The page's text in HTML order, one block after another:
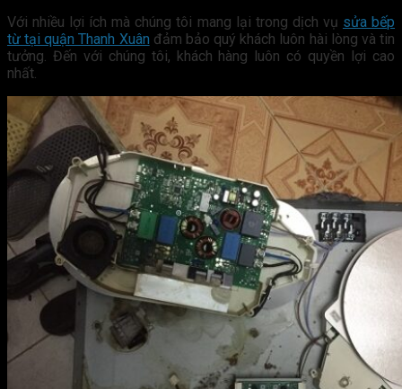
Với nhiều lợi ích mà chúng tôi mang lại trong dịch vụ sửa bếp
từ tại quận Thanh Xuân đảm bảo quý khách luôn hài lòng và tin
tưởng. Đến với chúng tôi, khách hàng luôn có quyền lợi cao
nhất.